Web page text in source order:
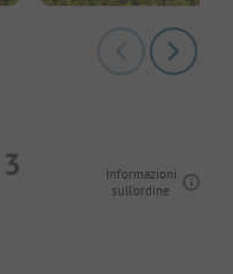
Informazioni
sull'ordine